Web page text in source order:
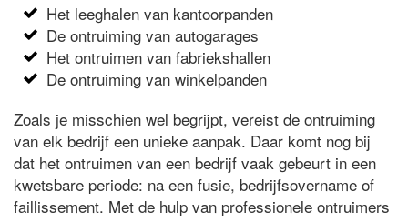
Het leeghalen van kantoorpanden
De ontruiming van autogarages
Het ontruimen van fabriekshallen
De ontruiming van winkelpanden
Zoals je misschien wel begrijpt, vereist de ontruiming
van elk bedrijf een unieke aanpak. Daar komt nog bij
dat het ontruimen van een bedrijf vaak gebeurt in een
kwetsbare periode: na een fusie, bedrijfsovername of
faillissement. Met de hulp van professionele ontruimers